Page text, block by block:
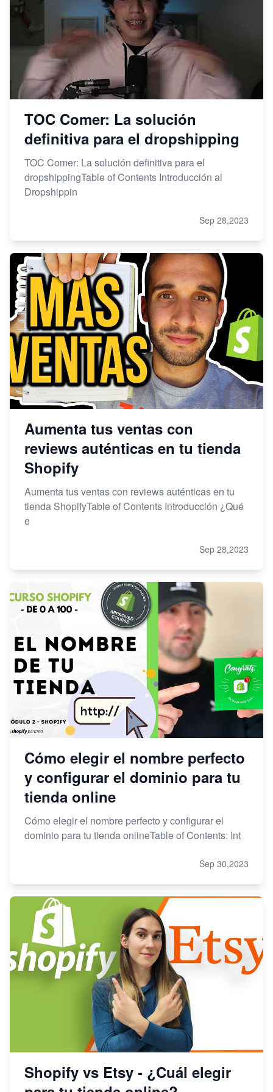
TOC Comer: La solución
definitiva para el dropshipping
TOC Comer: La solución definitiva para el
dropshippingTable of Contents Introducción al
Dropshippin
Sep 28,2023
Aumenta tus ventas con
reviews auténticas en tu tienda
Shopify
Aumenta tus ventas con reviews auténticas en tu
tienda ShopifyTable of Contents Introducción ¿Qué
e
Sep 28,2023
Cómo elegir el nombre perfecto
y configurar el dominio para tu
tienda online
Cómo elegir el nombre perfecto y configurar el
dominio para tu tienda onlineTable of Contents: Int
Sep 30,2023
Shopify vs Etsy - ¿Cuál elegir